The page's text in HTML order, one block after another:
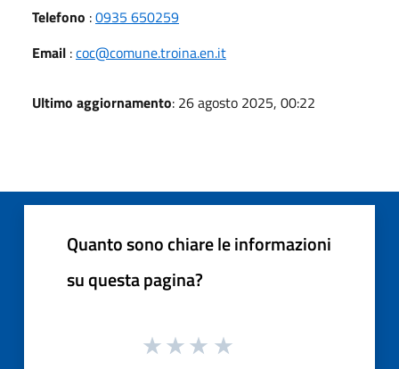
Telefono :0935 650259
Email :coc@comune.troina.en.it
Ultimo aggiornamento: 26 agosto 2025, 00:22
Quanto sono chiare le informazioni
su questa pagina?